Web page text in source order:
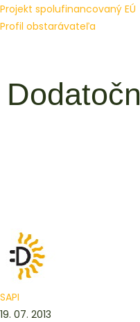
Projekt spolufinancovaný EÚ
Profil obstarávateľa
SAPI
19. 07. 2013